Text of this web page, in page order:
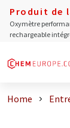
Produit de
Oxymètre
rechargeable
Home